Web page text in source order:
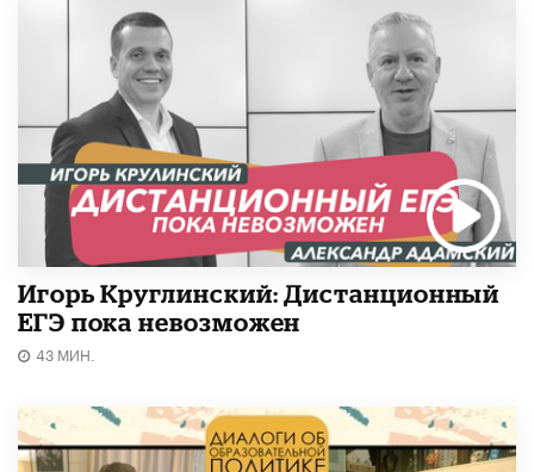
Игорь Круглинский: Дистанционный
ЕГЭ пока невозможен
43 МИН.